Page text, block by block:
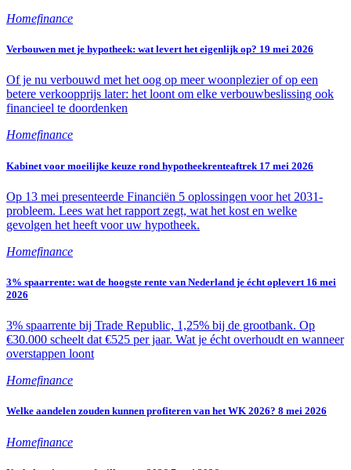
Homefinance
Verbouwen met je hypotheek: wat levert het eigenlijk op? 19 mei 2026
Of je nu verbouwd met het oog op meer woonplezier of op een
betere verkoopprijs later: het loont om elke verbouwbeslissing ook
financieel te doordenken
Homefinance
Kabinet voor moeilijke keuze rond hypotheekrenteaftrek 17 mei 2026
Op 13 mei presenteerde Financiën 5 oplossingen voor het 2031-
probleem. Lees wat het rapport zegt, wat het kost en welke
gevolgen het heeft voor uw hypotheek.
Homefinance
3% spaarrente: wat de hoogste rente van Nederland je écht oplevert 16 mei
2026
3% spaarrente bij Trade Republic, 1,25% bij de grootbank. Op
€30.000 scheelt dat €525 per jaar. Wat je écht overhoudt en wanneer
overstappen loont
Homefinance
Welke aandelen zouden kunnen profiteren van het WK 2026? 8 mei 2026
Homefinance